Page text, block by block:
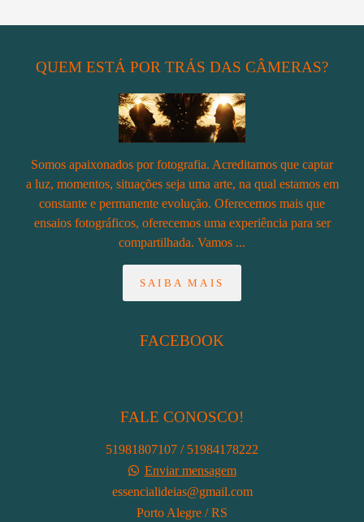
QUEM ESTÁ POR TRÁS DAS CÂMERAS?
Somos apaixonados por fotografia. Acreditamos que captar
a luz, momentos, situações seja uma arte, na qual estamos em
constante e permanente evolução. Oferecemos mais que
ensaios fotográficos, oferecemos uma experiência para ser
compartilhada. Vamos ...
SAIBA MAIS
FACEBOOK
FALE CONOSCO!
51981807107 / 51984178222
Enviar mensagem
essencialideias@gmail.com
Porto Alegre / RS